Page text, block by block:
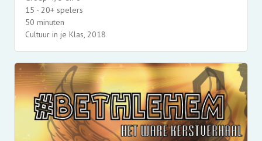
15 - 20+ spelers
50 minuten
Cultuur in je Klas, 2018